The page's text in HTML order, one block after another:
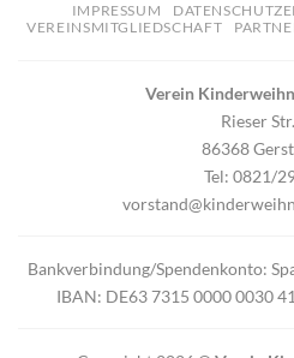
IMPRESSUM
VEREINSMITGLIEDSCHAFT
Verein
Rieser
86368
Tel: 0821/
Bankverbindung/Spendenkonto:
IBAN: DE63 7315 0000 0030